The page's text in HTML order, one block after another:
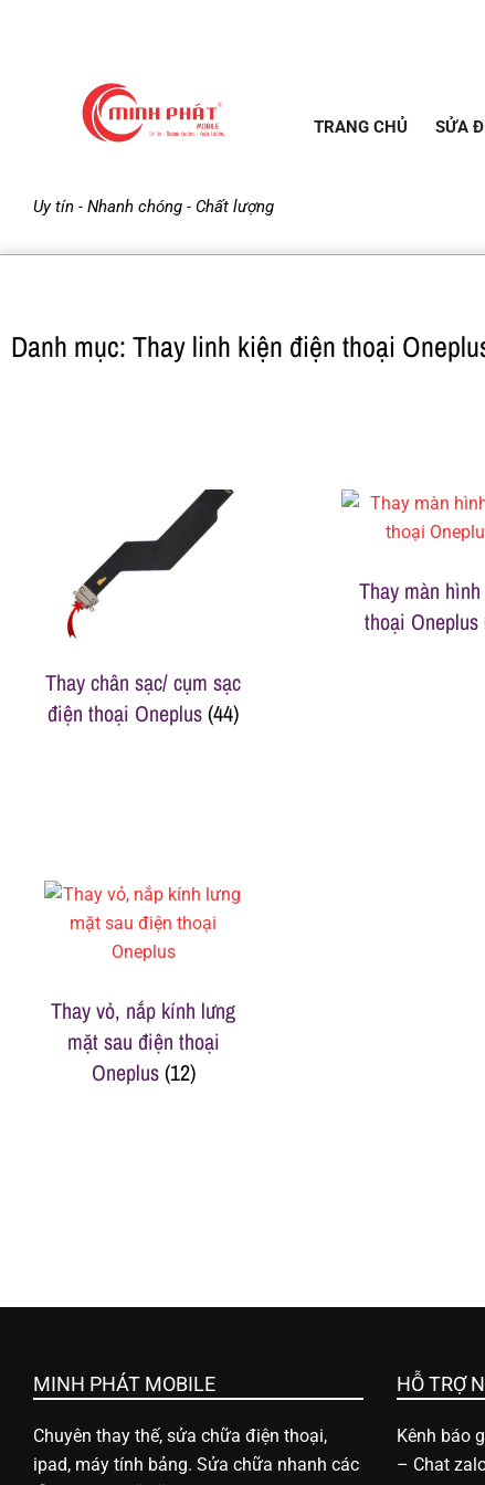
M
n
á
t
M
b
l
ử
a
c
Uy tín - Nhanh chóng - Chất lượng
TRANG CHỦ SỬA
Danh mục: Thay linh kiện điện thoại
Thay chân sạc/ cụm sạc
điện thoại Oneplus(44)
Thay màn
thoại Oneplus
Thay vỏ, nắp kính lưng
mặt sau điện thoại
Oneplus(12)
MINH PHÁT MOBILE
Chuyên thay thế, sửa chữa điện thoại,
ipad, máy tính bảng. Sửa chữa nhanh các
HỖ TRỢ
Kênh báo
– Chat